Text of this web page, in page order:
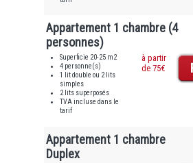
Appartement 1 chambre (4
personnes)
Superficie 20-25 m2
4 personne(s)
1 lit double ou 2 lits
simples
2 lits superposés
TVA incluse dans le
tarif
à partir
de 75€
Appartement 1 chambre
Duplex